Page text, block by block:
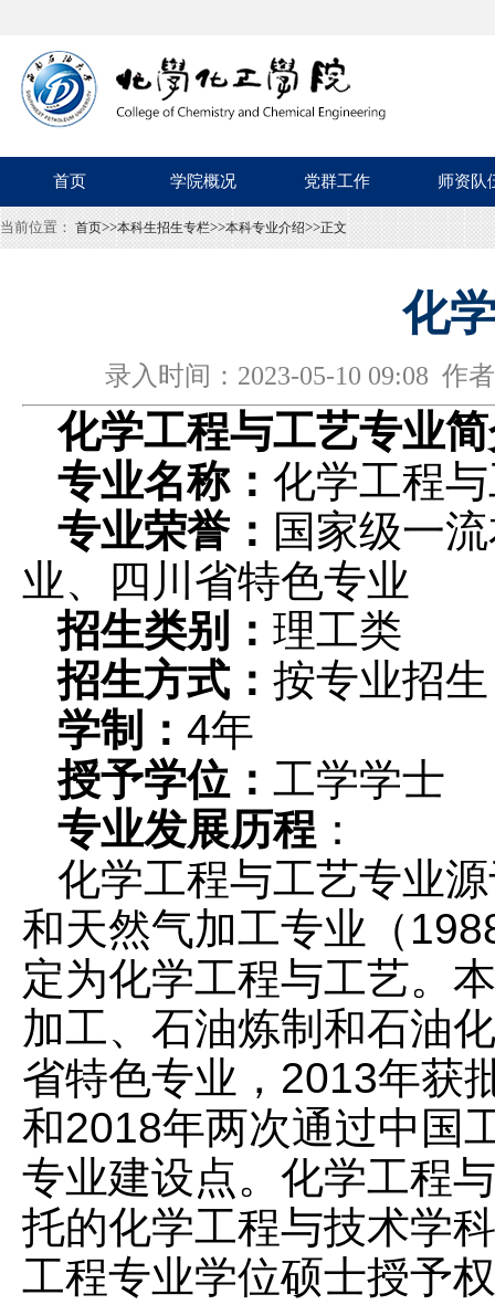
首页 学院概况 党群工作 师资队
当前位置： 首页>>本科生招生专栏>>本科专业介绍>>正文
化
录入时间：2023-05-10 09:08
化学工程与工艺专业
专业名称： 化学工程
专业荣誉： 国家级一
业、四川省特色专业
招生类别： 理工类
招生方式： 按专业招生
学制： 4年
授予学位： 工学学士
专业发展历程 ：
化学工程与工艺专业
和天然气加工专业（
定为化学工程与工艺。
加工、石油炼制和石油
省特色专业，2013年获
和2018年两次通过中国
专业建设点。化学工程
托的化学工程与技术学
工程专业学位硕士授予